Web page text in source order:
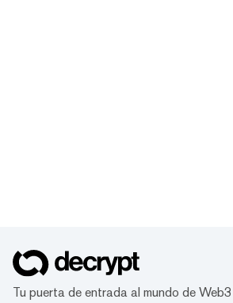
Tu puerta de entrada al mundo de Web3